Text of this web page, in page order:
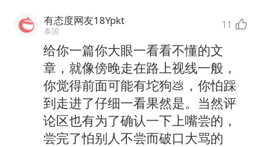
有态度网友18Ypkt
泰国 11
给你一篇你大眼一看看不懂的文
章，就像傍晚走在路上视线一般，
你觉得前面可能有坨狗💩，你怕踩
到走进了仔细一看果然是。当然评
论区也有为了确认一下上嘴尝的，
尝完了怕别人不尝而破口大骂的